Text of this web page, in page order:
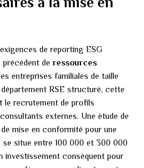
de reporting ESG
de ressources
entreprises familiales de taille
RSE structuré, cette
le recrutement de profils
externes. Une étude de
mise en conformité pour une
se situe entre 100 000 et 300 000
investissement conséquent pour